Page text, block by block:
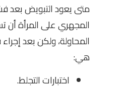
متى يعود التبويض بعد
المجهري على المرأة أن
المحاولة، ولكن بعد
هي:
اختبارات التجلط.